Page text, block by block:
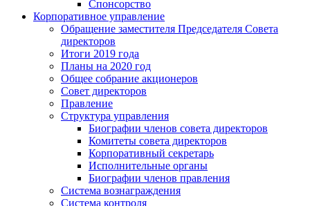
Спонсорство
Корпоративное управление
Обращение заместителя Председателя Совета
директоров
Итоги 2019 года
Планы на 2020 год
Общее собрание акционеров
Совет директоров
Правление
Структура управления
Биографии членов совета директоров
Комитеты совета директоров
Корпоративный секретарь
Исполнительные органы
Биографии членов правления
Система вознаграждения
Система контроля